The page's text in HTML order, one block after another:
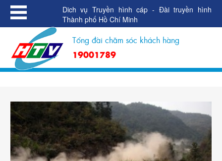
Dich vụ Truyền hình cáp - Đài truyền hình
Thành phố Hồ Chí Minh
Tổng đài chăm sóc khách hàng
19001789